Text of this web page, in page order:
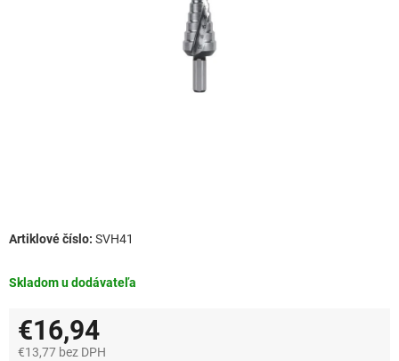
Skladom u dodávateľa
SVH41
€16,94
€13,77 bez DPH